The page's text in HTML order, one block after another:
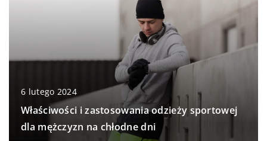
6 lutego 2024
Właściwości i zastosowania odzieży sportowej
dla mężczyzn na chłodne dni